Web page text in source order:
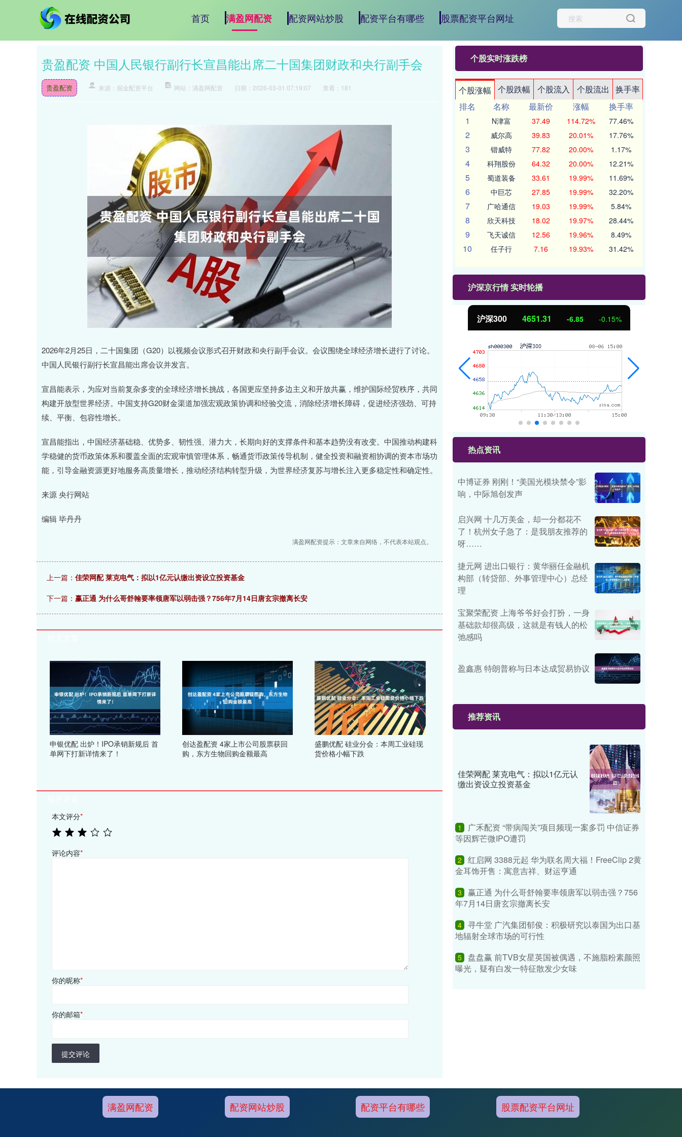
首页 满盈网配资 配资网站炒股 配资平台有哪些 股票配资平台网址
贵盈配资 中国人民银行副行长宣昌能出席二十国集团财政和央行副手会
贵盈配资 来源：掘金配资平台 网站：满盈网配资 日期：2026-03-01 07:19:07 查看：181
2026年2月25日，二十国集团（G20）以视频会议形式召开财政和央行副手会议。会议围绕全球经济增长进行了讨论。
中国人民银行副行长宣昌能出席会议并发言。
宣昌能表示，为应对当前复杂多变的全球经济增长挑战，各国更应坚持多边主义和开放共赢，维护国际经贸秩序，共同
构建开放型世界经济。中国支持G20财金渠道加强宏观政策协调和经验交流，消除经济增长障碍，促进经济强劲、可持
续、平衡、包容性增长。
宣昌能指出，中国经济基础稳、优势多、韧性强、潜力大，长期向好的支撑条件和基本趋势没有改变。中国推动构建科
学稳健的货币政策体系和覆盖全面的宏观审慎管理体系，畅通货币政策传导机制，健全投资和融资相协调的资本市场功
能，引导金融资源更好地服务高质量增长，推动经济结构转型升级，为世界经济复苏与增长注入更多稳定性和确定性。
来源 央行网站
编辑 毕丹丹
满盈网配资提示：文章来自网络，不代表本站观点。
上一篇： 佳荣网配 莱克电气：拟以1亿元认缴出资设立投资基金
下一篇： 赢正通 为什么哥舒翰要率领唐军以弱击强？756年7月14日唐玄宗撤离长安
申银优配 出炉！IPO承销新规后 首
单网下打新详情来了！
创达盈配资 4家上市公司股票获回
购，东方生物回购金额最高
盛鹏优配 硅业分会：本周工业硅现
货价格小幅下跌
本文评分*
评论内容*
你的昵称*
你的邮箱*
提交评论
个股实时涨跌榜
个股涨幅 个股跌幅 个股流入 个股流出
换手率
排名
名称 最新价 涨幅
换手率
1
N津富 37.49 114.72% 77.46%
2 威尔高 39.83 20.01% 17.76%
3 锴威特 77.82 20.00% 1.17%
4 科翔股份 64.32 20.00% 12.21%
5 蜀道装备 33.61 19.99% 11.69%
6 中巨芯 27.85 19.99% 32.20%
7 广哈通信 19.03 19.99% 5.84%
8 欣天科技 18.02 19.97% 28.44%
9 飞天诚信 12.56 19.96% 8.49%
10 任子行 7.16 19.93% 31.42%
沪深京行情 实时轮播
上证指数 3900.35 0.57% 深证成指 14110.12 -34.08 沪深300 4651.31 -6.85 -0.15%
热点资讯
中博证券 刚刚！“美国光模块禁令”影
响，中际旭创发声
启兴网 十几万美金，却一分都花不
了！杭州女子急了：是我朋友推荐的
呀……
捷元网 进出口银行：黄华丽任金融机
构部（转贷部、外事管理中心）总经
理
宝聚荣配资 上海爷爷好会打扮，一身
基础款却很高级，这就是有钱人的松
弛感吗
盈鑫惠 特朗普称与日本达成贸易协议
推荐资讯
佳荣网配 莱克电气：拟以1亿元认
缴出资设立投资基金
1
广禾配资 “带病闯关”项目频现一案多罚 中信证券
等因辉芒微IPO遭罚
2
红启网 3388元起 华为联名周大福！FreeClip 2黄
金耳饰开售：寓意吉祥、财运亨通
3
赢正通 为什么哥舒翰要率领唐军以弱击强？756
年7月14日唐玄宗撤离长安
4 寻牛堂 广汽集团郁俊：积极研究以泰国为出口基
地辐射全球市场的可行性
5
盘盘赢 前TVB女星英国被偶遇，不施脂粉素颜照
曝光，疑有白发一特征散发少女味
满盈网配资 配资网站炒股 配资平台有哪些 股票配资平台网址